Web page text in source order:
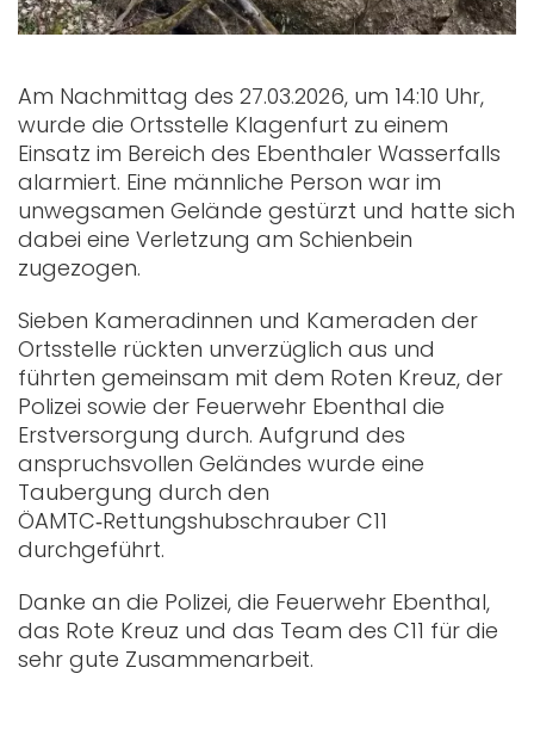
Am Nachmittag des 27.03.2026, um 14:10 Uhr,
wurde die Ortsstelle Klagenfurt zu einem
Einsatz im Bereich des Ebenthaler Wasserfalls
alarmiert. Eine männliche Person war im
unwegsamen Gelände gestürzt und hatte sich
dabei eine Verletzung am Schienbein
zugezogen.
Sieben Kameradinnen und Kameraden der
Ortsstelle rückten unverzüglich aus und
führten gemeinsam mit dem Roten Kreuz, der
Polizei sowie der Feuerwehr Ebenthal die
Erstversorgung durch. Aufgrund des
anspruchsvollen Geländes wurde eine
Taubergung durch den
ÖAMTC‑Rettungshubschrauber C11
durchgeführt.
Danke an die Polizei, die Feuerwehr Ebenthal,
das Rote Kreuz und das Team des C11 für die
sehr gute Zusammenarbeit.